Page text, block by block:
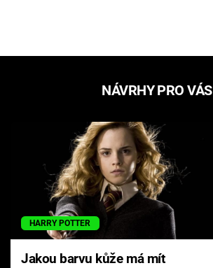
NÁVRHY PRO VÁS
HARRY POTTER
Jakou barvu kůže má mít